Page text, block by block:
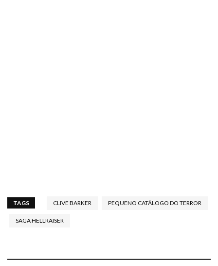
TAGS CLIVE BARKER PEQUENO CATÁLOGO DO TERROR
SAGA HELLRAISER